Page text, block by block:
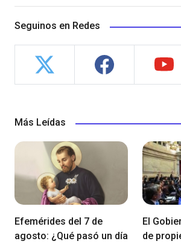
Seguinos en Redes
Más Leídas
Efemérides del 7 de
agosto: ¿Qué pasó un día
El
de